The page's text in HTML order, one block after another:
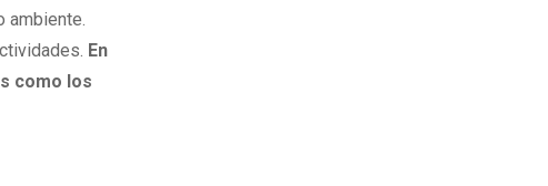
ambiente.
En
como los